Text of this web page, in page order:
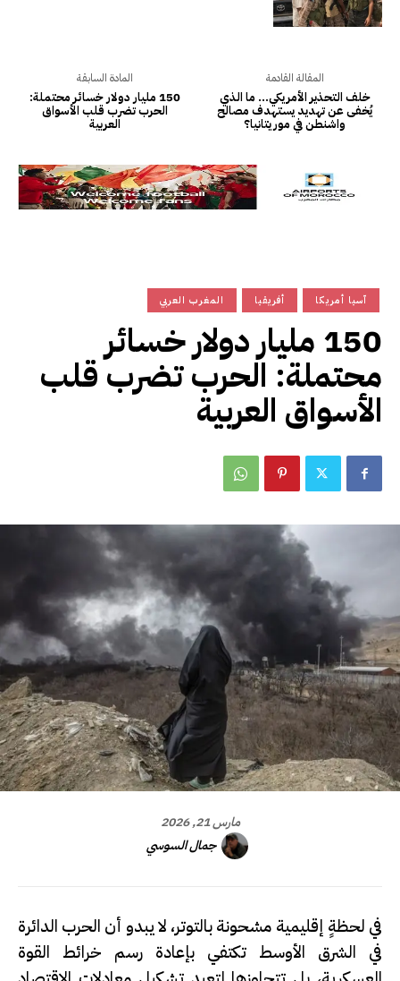
المادة السابقة
150 مليار دولار خسائر محتملة:
الحرب تضرب قلب الأسواق
العربية
المقالة القادمة
خلف التحذير الأمريكي… ما الذي
يُخفى عن تهديد يستهدف مصالح
واشنطن في موريتانيا؟